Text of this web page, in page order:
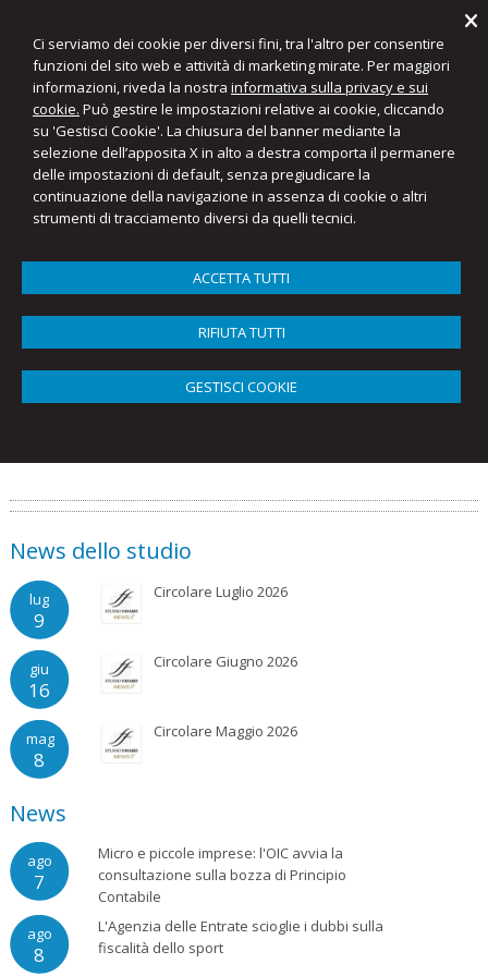
Ci serviamo dei cookie per diversi fini, tra l'altro per consentire
funzioni del sito web e attività di marketing mirate. Per maggiori
informazioni, riveda la nostra informativa sulla privacy e sui
cookie. Può gestire le impostazioni relative ai cookie, cliccando
su 'Gestisci Cookie'. La chiusura del banner mediante la
selezione dell’apposita X in alto a destra comporta il permanere
delle impostazioni di default, senza pregiudicare la
continuazione della navigazione in assenza di cookie o altri
strumenti di tracciamento diversi da quelli tecnici.
ACCETTA TUTTI
RIFIUTA TUTTI
GESTISCI COOKIE
Favaro & Partners
Commercialisti e Consulenti del Lavoro
materia di privacy
PROGRAMMA
1° Parte
- REGOLAMENTO UE 2016/679 (GDPR)
2° Parte
News dello studio
lug
9
Circolare Luglio 2026
giu
16
Circolare Giugno 2026
mag
8
Circolare Maggio 2026
News
ago
7
Micro e piccole imprese: l'OIC avvia la
consultazione sulla bozza di Principio
Contabile
ago
8
L'Agenzia delle Entrate scioglie i dubbi sulla
fiscalità dello sport